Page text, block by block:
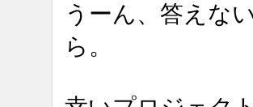
うーん、答えな
ら。